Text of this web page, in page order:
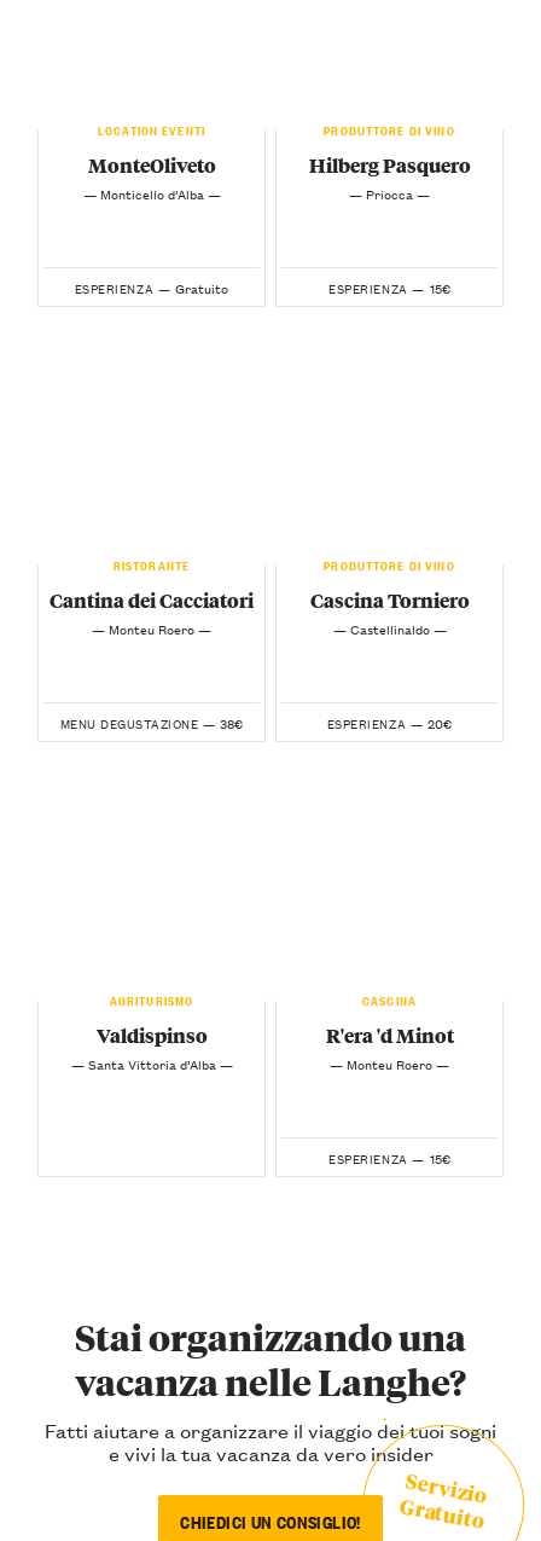
LOCATION EVENTI
MonteOliveto
— Monticello d’Alba —
ESPERIENZA — Gratuito
PRODUTTORE DI VINO
Hilberg Pasquero
— Priocca —
ESPERIENZA — 15€
RISTORANTE
Cantina dei Cacciatori
— Monteu Roero —
MENU DEGUSTAZIONE — 38€
PRODUTTORE DI VINO
Cascina Torniero
— Castellinaldo —
ESPERIENZA — 20€
AGRITURISMO
Valdispinso
— Santa Vittoria d’Alba —
CASCINA
R'era 'd Minot
— Monteu Roero —
ESPERIENZA — 15€
Stai organizzando una
vacanza nelle Langhe?
Fatti aiutare a organizzare il viaggio dei tuoi sogni
e vivi la tua vacanza da vero insider
CHIEDICI UN CONSIGLIO!
Servizio
Gratuito